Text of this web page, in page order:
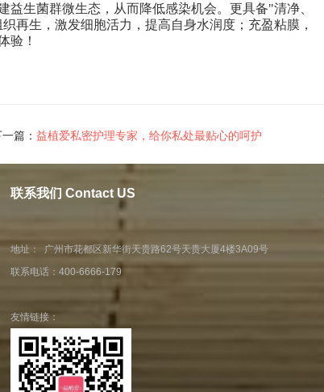
生菌群微生态，从而降低感染机会。更具备"清净、
再生，激发细胞活力，提高自身水润度；充盈粘膜，
验！
篇： 益植爱私密护理专家，给你私处最贴心的呵护
联系我们 Contact US
地址： 广州市花都区新华街天贵路62号天贵大厦4楼3A09号
联系电话：400-6666-179
友情链接：